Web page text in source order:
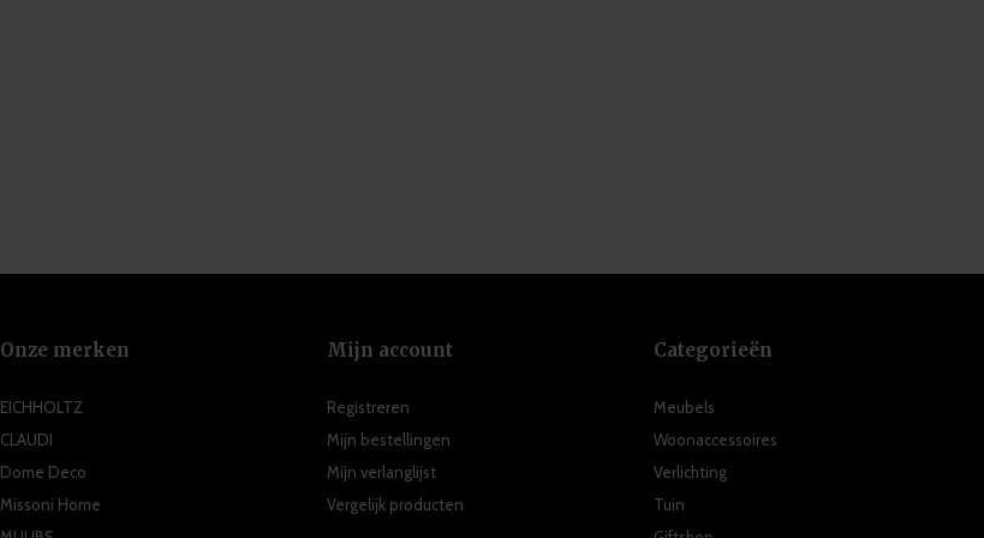
Onze merken
EICHHOLTZ
CLAUDI
Dome Deco
Missoni Home
Mijn account
Registreren
Mijn bestellingen
Mijn verlanglijst
Vergelijk producten
Categorieën
Meubels
Woonaccessoires
Verlichting
Tuin